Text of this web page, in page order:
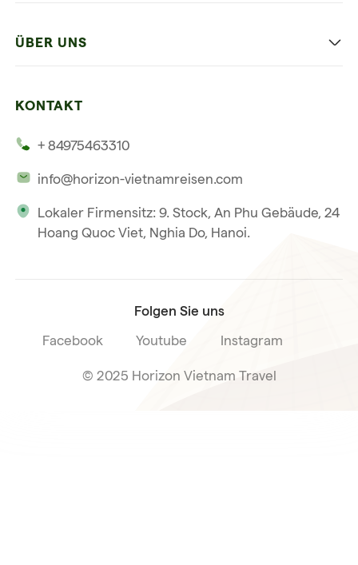
Die Beste Reise
Mehrere Länder
ÜBER UNS
Unsere internationale Tourismuslizenz
KONTAKT
+ 84975463310
info@horizon-vietnamreisen.com
Lokaler Firmensitz: 9. Stock, An Phu Gebäude, 24
Hoang Quoc Viet, Nghia Do, Hanoi.
Folgen Sie uns
Facebook Youtube Instagram
© 2025 Horizon Vietnam Travel